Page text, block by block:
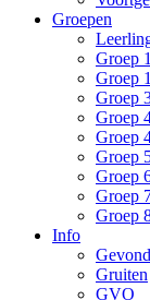
Groepen
Groep
Groep
Groep
Groep
Groep
Groep
Groep
Groep
Groep
Info
Gruiten
GVO